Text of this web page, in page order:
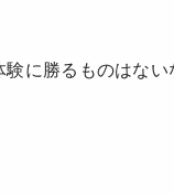
に勝るものはない